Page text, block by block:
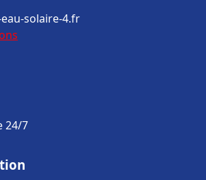
solaire-4.fr
24/7